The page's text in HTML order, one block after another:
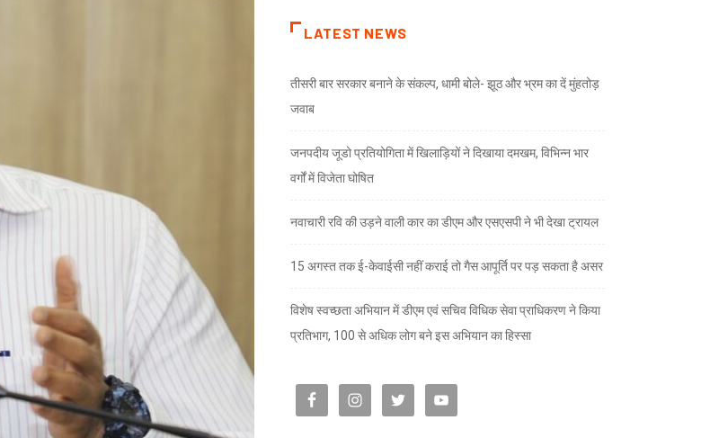
LATEST NEWS
तीसरी बार सरकार बनाने के संकल्प, धामी बोले- झूठ और भ्रम का दें मुंहतोड़
जवाब
जनपदीय जूडो प्रतियोगिता में खिलाड़ियों ने दिखाया दमखम, विभिन्न भार
वर्गों में विजेता घोषित
नवाचारी रवि की उड़ने वाली कार का डीएम और एसएसपी ने भी देखा ट्रायल
15 अगस्त तक ई-केवाईसी नहीं कराई तो गैस आपूर्ति पर पड़ सकता है असर
विशेष स्वच्छता अभियान में डीएम एवं सचिव विधिक सेवा प्राधिकरण ने किया
प्रतिभाग, 100 से अधिक लोग बने इस अभियान का हिस्सा